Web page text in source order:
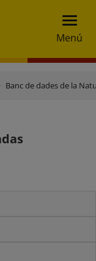
Menú
Banc de dades de la